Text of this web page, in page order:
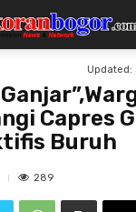
Updated:
Capres
Buruh
289